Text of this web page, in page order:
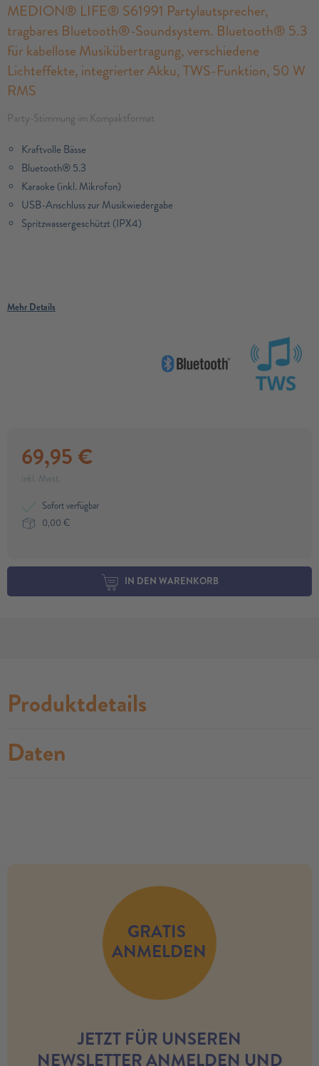
MEDION® LIFE® S61991 Partylautsprecher,
tragbares Bluetooth®-Soundsystem. Bluetooth® 5.3
für kabellose Musikübertragung, verschiedene
Lichteffekte, integrierter Akku, TWS-Funktion, 50 W
RMS
Party-Stimmung im Kompaktformat
Kraftvolle Bässe
Bluetooth® 5.3
Karaoke (inkl. Mikrofon)
USB-Anschluss zur Musikwiedergabe
Spritzwassergeschützt (IPX4)
Mehr Details
69,95 €
inkl. Mwst.
Sofort verfügbar
0,00 €
IN DEN WARENKORB
Produktdetails
Daten
GRATIS
ANMELDEN
JETZT FÜR UNSEREN
NEWSLETTER ANMELDEN UND